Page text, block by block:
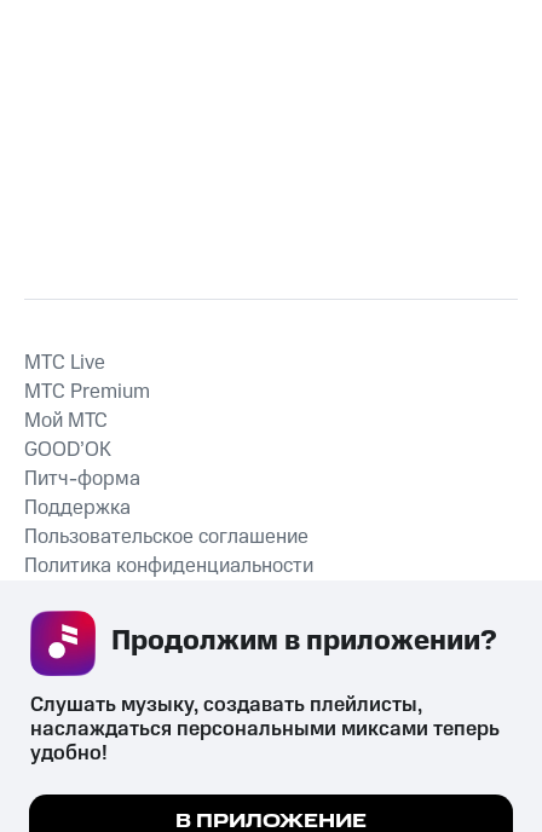
СКАЧАТЬ ПРИЛОЖЕНИЕ
MTС Live
MTС Premium
Мой МТС
GOOD’OK
Питч-форма
Поддержка
Пользовательское соглашение
Политика конфиденциальности
психотропных веществ, их аналогов причиняет вред здоровью,
их незаконный оборот запрещён и влечёт установленную
Мы используем куки, чтобы на сайте все
Слушать музыку, создавать плейлисты,
наслаждаться персональными миксами теперь
удобно!
В ПРИЛОЖЕНИЕ